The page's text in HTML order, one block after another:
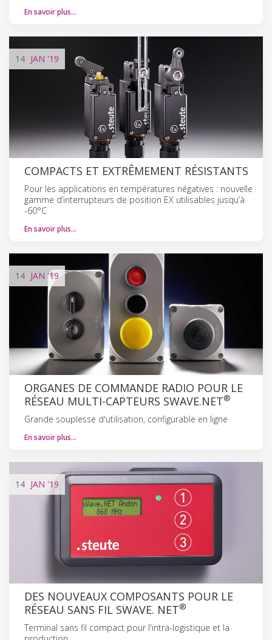
En savoir plus…
14 JAN '19
COMPACTS ET EXTRÊMEMENT RÉSISTANTS
Pour les applications en températures négatives : nouvelle
gamme d’interrupteurs de position EX utilisables jusqu’à
-60°C
En savoir plus…
14 JAN '19
ORGANES DE COMMANDE RADIO POUR LE
RÉSEAU MULTI-CAPTEURS SWAVE.NET®
Grande souplesse d'utilisation, configurable en ligne
En savoir plus…
14 JAN '19
DES NOUVEAUX COMPOSANTS POUR LE
RÉSEAU SANS FIL SWAVE. NET®
Terminal sans fil compact pour l'intra-logistique et la